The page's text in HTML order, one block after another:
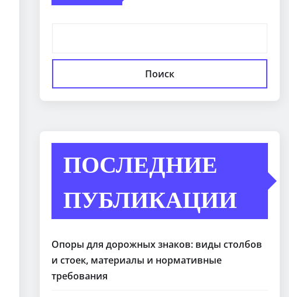
Поиск
ПОСЛЕДНИЕ
ПУБЛИКАЦИИ
Опоры для дорожных знаков: виды столбов
и стоек, материалы и нормативные
требования